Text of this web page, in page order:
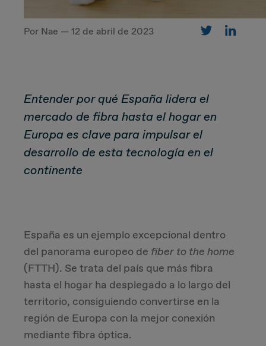
CUSTOMER
Marketing Strategy
Sales Strategy
Customer Management Strategy
DEAL & STRATEGY
Due Diligence
Carve-out
Por Nae — 12 de abril de 2023
Entender por qué España lidera el
mercado de fibra hasta el hogar en
Europa es clave para impulsar el
desarrollo de esta tecnología en el
continente
España es un ejemplo excepcional dentro
del panorama europeo de fiber to the home
(FTTH). Se trata del país que más fibra
hasta el hogar ha desplegado a lo largo del
territorio, consiguiendo convertirse en la
región de Europa con la mejor conexión
mediante fibra óptica.